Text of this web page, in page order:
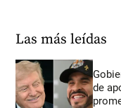
Las más leídas
de